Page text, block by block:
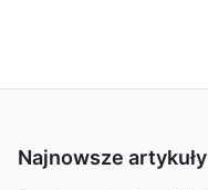
Najnowsze artykuły